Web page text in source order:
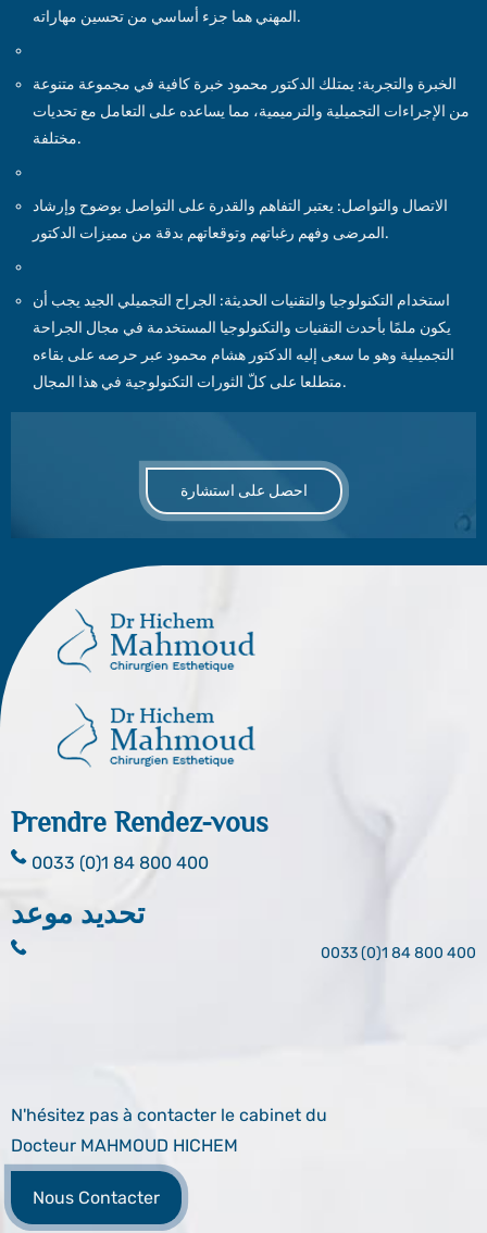
المهني هما جزء أساسي من تحسين مهاراته.
الخبرة والتجربة: يمتلك الدكتور محمود خبرة كافية في مجموعة متنوعة
من الإجراءات التجميلية والترميمية، مما يساعده على التعامل مع تحديات
مختلفة.
الاتصال والتواصل: يعتبر التفاهم والقدرة على التواصل بوضوح وإرشاد
المرضى وفهم رغباتهم وتوقعاتهم بدقة من مميزات الدكتور.
استخدام التكنولوجيا والتقنيات الحديثة: الجراح التجميلي الجيد يجب أن
يكون ملمًا بأحدث التقنيات والتكنولوجيا المستخدمة في مجال الجراحة
التجميلية وهو ما سعى إليه الدكتور هشام محمود عبر حرصه على بقاءه
متطلعا على كلّ الثورات التكنولوجية في هذا المجال.
احصل على استشارة
Prendre Rendez-vous
0033 (0)1 84 800 400
تحديد موعد
0033 (0)1 84 800 400
N'hésitez pas à contacter le cabinet du
Docteur MAHMOUD HICHEM
Nous Contacter